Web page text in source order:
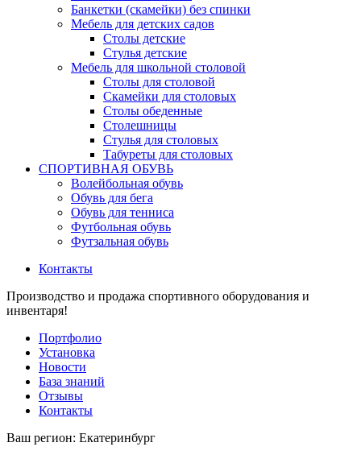
Банкетки (скамейки) без спинки
Мебель для детских садов
Столы детские
Стулья детские
Мебель для школьной столовой
Столы для столовой
Скамейки для столовых
Столы обеденные
Столешницы
Стулья для столовых
Табуреты для столовых
СПОРТИВНАЯ ОБУВЬ
Волейбольная обувь
Обувь для бега
Обувь для тенниса
Футбольная обувь
Футзальная обувь
Контакты
Производство и продажа спортивного оборудования и
инвентаря!
Портфолио
Установка
Новости
База знаний
Отзывы
Контакты
Ваш регион: Екатеринбург